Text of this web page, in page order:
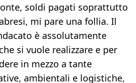
soldi pagati soprattutto
mi pare una follia. Il
è assolutamente
si vuole realizzare e per
in mezzo a tante
ambientali e logistiche,